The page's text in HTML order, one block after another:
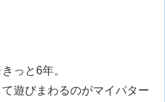
っと6年。
遊びまわるのがマイパター